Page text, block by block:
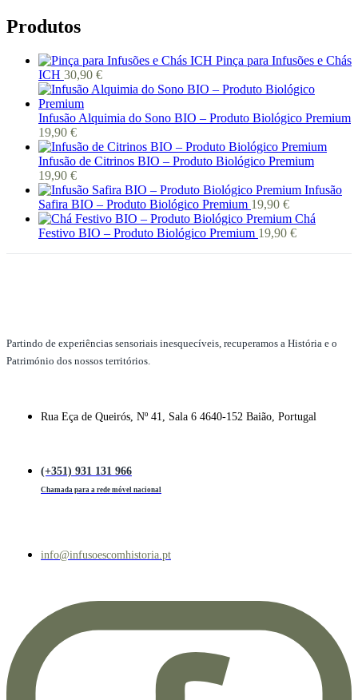
Produtos
Pinça para Infusões e Chás
ICH 30,90 €
Infusão Alquimia do Sono BIO – Produto Biológico Premium
19,90 €
Infusão de Citrinos BIO – Produto Biológico Premium
19,90 €
Infusão
Safira BIO – Produto Biológico Premium 19,90 €
Chá
Festivo BIO – Produto Biológico Premium 19,90 €
Partindo de experiências sensoriais inesquecíveis, recuperamos a História e o
Património dos nossos territórios.
Rua Eça de Queirós, Nº 41, Sala 6 4640-152 Baião, Portugal
(+351) 931 131 966
Chamada para a rede móvel nacional
info@infusoescomhistoria.pt